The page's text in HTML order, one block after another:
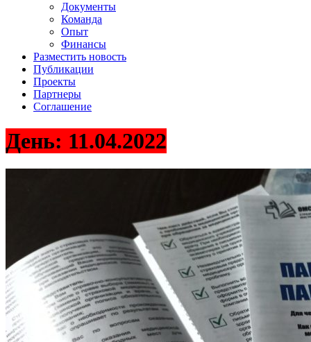
Документы
Команда
Опыт
Финансы
Разместить новость
Публикации
Проекты
Партнеры
Соглашение
День: 11.04.2022